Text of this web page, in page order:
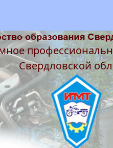
Свердловской